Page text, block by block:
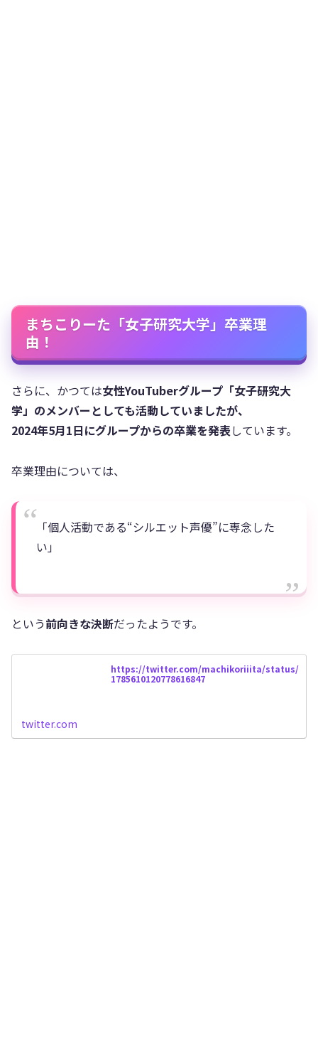
まちこりーた「女子研究大学」卒業理
由！
さらに、かつては女性YouTuberグループ「女子研究大
学」のメンバーとしても活動していましたが、
2024年5月1日にグループからの卒業を発表しています。
卒業理由については、
「個人活動である“シルエット声優”に専念した
い」
という前向きな決断だったようです。
https://twitter.com/machikoriiita/status/
1785610120778616847
twitter.com